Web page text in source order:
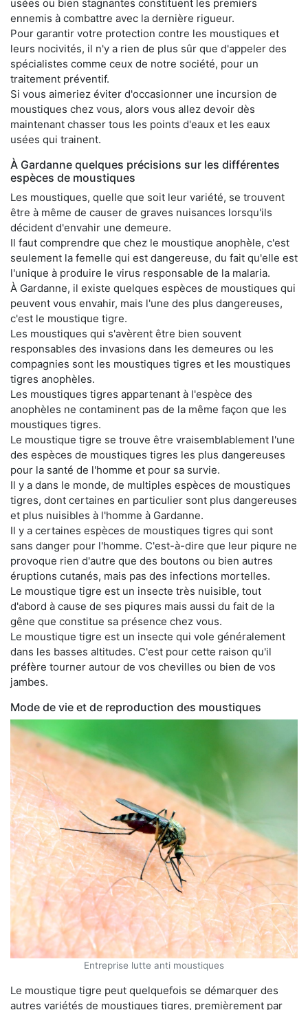
usées ou bien stagnantes constituent les premiers
ennemis à combattre avec la dernière rigueur.
Pour garantir votre protection contre les moustiques et
leurs nocivités, il n'y a rien de plus sûr que d'appeler des
spécialistes comme ceux de notre société, pour un
traitement préventif.
Si vous aimeriez éviter d'occasionner une incursion de
moustiques chez vous, alors vous allez devoir dès
maintenant chasser tous les points d'eaux et les eaux
usées qui trainent.
À Gardanne quelques précisions sur les différentes
espèces de moustiques
Les moustiques, quelle que soit leur variété, se trouvent
être à même de causer de graves nuisances lorsqu'ils
décident d'envahir une demeure.
Il faut comprendre que chez le moustique anophèle, c'est
seulement la femelle qui est dangereuse, du fait qu'elle est
l'unique à produire le virus responsable de la malaria.
À Gardanne, il existe quelques espèces de moustiques qui
peuvent vous envahir, mais l'une des plus dangereuses,
c'est le moustique tigre.
Les moustiques qui s'avèrent être bien souvent
responsables des invasions dans les demeures ou les
compagnies sont les moustiques tigres et les moustiques
tigres anophèles.
Les moustiques tigres appartenant à l'espèce des
anophèles ne contaminent pas de la même façon que les
moustiques tigres.
Le moustique tigre se trouve être vraisemblablement l'une
des espèces de moustiques tigres les plus dangereuses
pour la santé de l'homme et pour sa survie.
Il y a dans le monde, de multiples espèces de moustiques
tigres, dont certaines en particulier sont plus dangereuses
et plus nuisibles à l'homme à Gardanne.
Il y a certaines espèces de moustiques tigres qui sont
sans danger pour l'homme. C'est-à-dire que leur piqure ne
provoque rien d'autre que des boutons ou bien autres
éruptions cutanés, mais pas des infections mortelles.
Le moustique tigre est un insecte très nuisible, tout
d'abord à cause de ses piqures mais aussi du fait de la
gêne que constitue sa présence chez vous.
Le moustique tigre est un insecte qui vole généralement
dans les basses altitudes. C'est pour cette raison qu'il
préfère tourner autour de vos chevilles ou bien de vos
jambes.
Mode de vie et de reproduction des moustiques
Entreprise lutte anti moustiques
Le moustique tigre peut quelquefois se démarquer des
autres variétés de moustiques tigres, premièrement par